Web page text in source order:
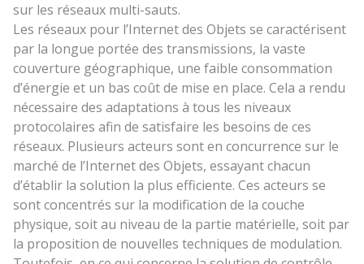
sur les réseaux multi-sauts.
Les réseaux pour l’Internet des Objets se caractérisent
par la longue portée des transmissions, la vaste
couverture géographique, une faible consommation
d’énergie et un bas coût de mise en place. Cela a rendu
nécessaire des adaptations à tous les niveaux
protocolaires afin de satisfaire les besoins de ces
réseaux. Plusieurs acteurs sont en concurrence sur le
marché de l’Internet des Objets, essayant chacun
d’établir la solution la plus efficiente. Ces acteurs se
sont concentrés sur la modification de la couche
physique, soit au niveau de la partie matérielle, soit par
la proposition de nouvelles techniques de modulation.